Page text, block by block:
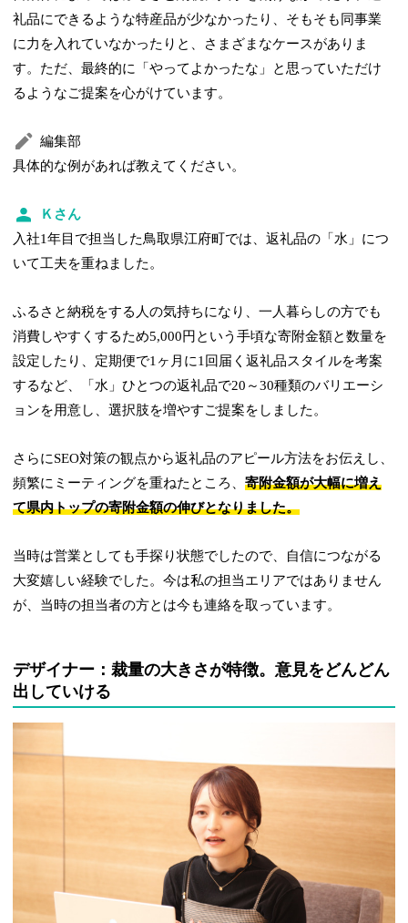
礼品にできるような特産品が少なかったり、そもそも同事業
に力を入れていなかったりと、さまざまなケースがありま
す。ただ、最終的に「やってよかったな」と思っていただけ
るようなご提案を心がけています。
編集部
具体的な例があれば教えてください。
Ｋさん
入社1年目で担当した鳥取県江府町では、返礼品の「水」につ
いて工夫を重ねました。
ふるさと納税をする人の気持ちになり、一人暮らしの方でも
消費しやすくするため5,000円という手頃な寄附金額と数量を
設定したり、定期便で1ヶ月に1回届く返礼品スタイルを考案
するなど、「水」ひとつの返礼品で20～30種類のバリエーシ
ョンを用意し、選択肢を増やすご提案をしました。
さらにSEO対策の観点から返礼品のアピール方法をお伝えし、
頻繁にミーティングを重ねたところ、寄附金額が大幅に増え
て県内トップの寄附金額の伸びとなりました。
当時は営業としても手探り状態でしたので、自信につながる
大変嬉しい経験でした。今は私の担当エリアではありません
が、当時の担当者の方とは今も連絡を取っています。
デザイナー：裁量の大きさが特徴。意見をどんどん
出していける